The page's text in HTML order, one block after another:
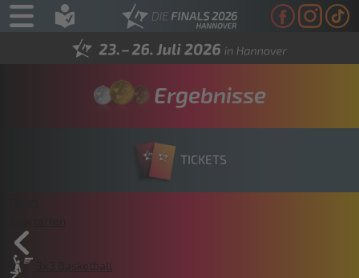
Ergebnisse
TICKETS
3x3 Basketball